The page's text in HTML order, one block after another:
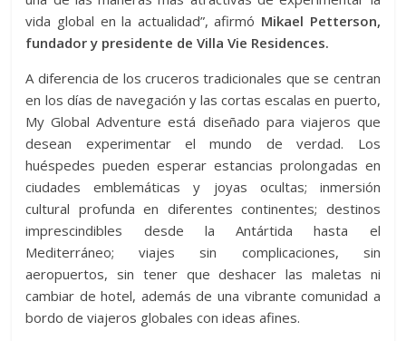
vida global en la actualidad”, afirmó Mikael Petterson,
fundador y presidente de Villa Vie Residences.
A diferencia de los cruceros tradicionales que se centran
en los días de navegación y las cortas escalas en puerto,
My Global Adventure está diseñado para viajeros que
desean experimentar el mundo de verdad. Los
huéspedes pueden esperar estancias prolongadas en
ciudades emblemáticas y joyas ocultas; inmersión
cultural profunda en diferentes continentes; destinos
imprescindibles desde la Antártida hasta el
Mediterráneo; viajes sin complicaciones, sin
aeropuertos, sin tener que deshacer las maletas ni
cambiar de hotel, además de una vibrante comunidad a
bordo de viajeros globales con ideas afines.